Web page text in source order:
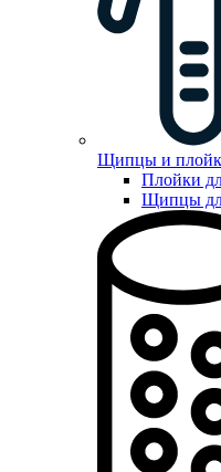
Щипцы и
Плойки
Щипцы